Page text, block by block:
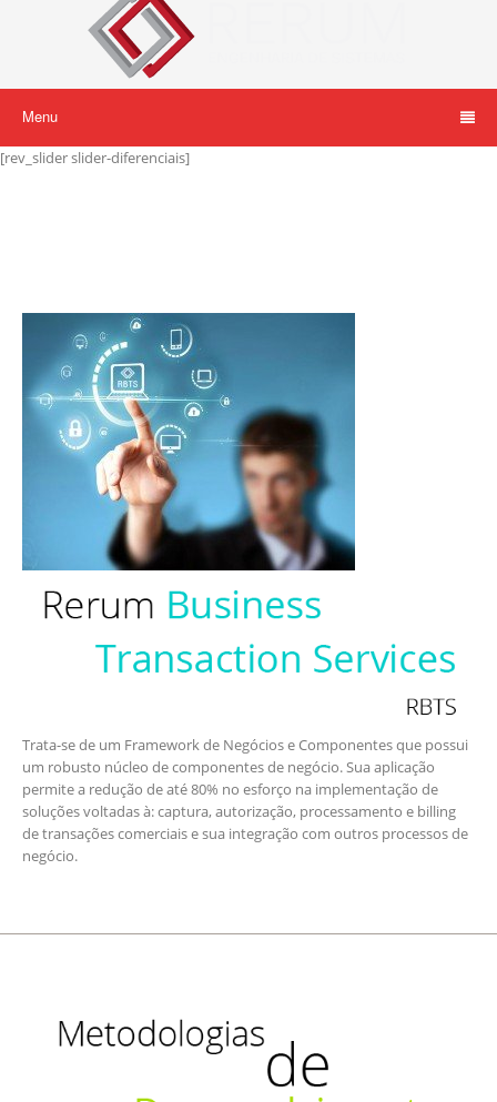
Menu
[rev_slider slider-diferenciais]
Trata-se de um Framework de Negócios e Componentes que possui
um robusto núcleo de componentes de negócio. Sua aplicação
permite a redução de até 80% no esforço na implementação de
soluções voltadas à: captura, autorização, processamento e billing
de transações comerciais e sua integração com outros processos de
negócio.